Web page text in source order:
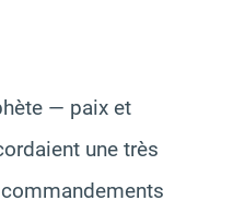
— paix et
une très